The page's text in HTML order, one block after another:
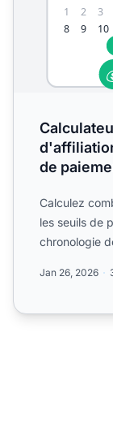
de
Calculez
les seuils de
chronologie
Jan 26, 2026